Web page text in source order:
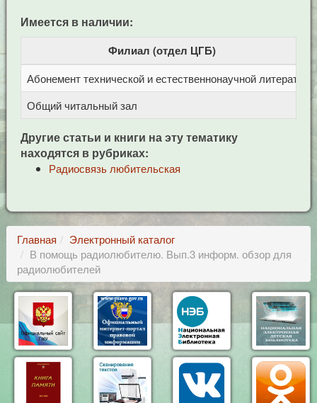
Имеется в наличии:
Филиал (отдел ЦГБ)
Абонемент технической и естественнонаучной литерат
Общий читальный зал
Другие статьи и книги на эту тематику
находятся в рубриках:
Радиосвязь любительская
Главная
Электронный каталог
В помощь радиолюбителю. Вып.3 информ. обзор для
радиолюбителей